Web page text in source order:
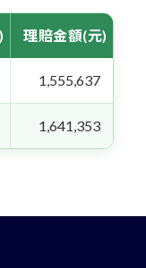
理賠金額(元)
1,555,637
1,641,353